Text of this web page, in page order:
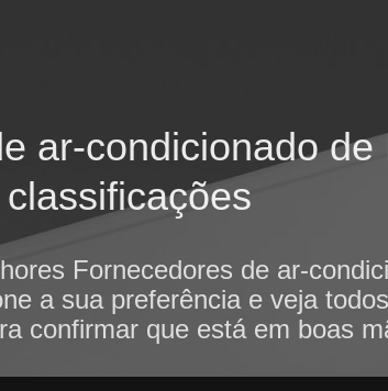
ar-condicionado
classificações
Fornecedores de ar-
a sua preferência e veja
confirmar que está em boas